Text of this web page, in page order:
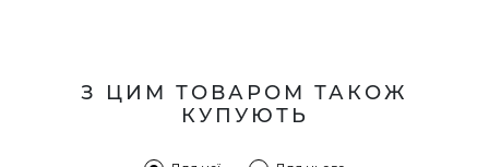
З ЦИМ ТОВАРОМ ТАКОЖ
КУПУЮТЬ